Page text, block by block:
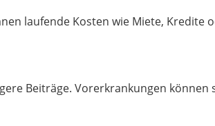
laufende Kosten wie Miete, Kredite
Beiträge. Vorerkrankungen können